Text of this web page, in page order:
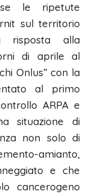
le ripetute
sul territorio
risposta alla
di aprile al
Onlus” con la
al primo
ARPA e
situazione di
non solo di
amianto,
e che
cancerogeno